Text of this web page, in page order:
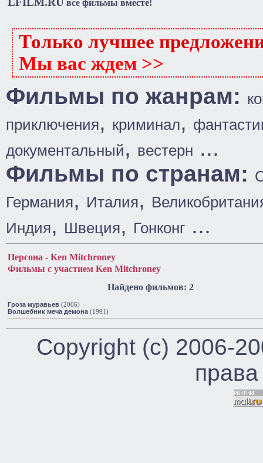
все фильмы вместе!
Только лучшее
Мы вас ждем >>
Фильмы по жанрам:
приключения, криминал,
документальный, вестерн ...
Фильмы по странам:
Германия, Италия,
Индия, Швеция, Гонконг ...
Персона - Ken Mitchroney
Фильмы с участием Ken Mitchroney
Найдено фильмов: 2
Гроза муравьев (2006)
Волшебник меча демона (1991)
Copyright (c) 2006-